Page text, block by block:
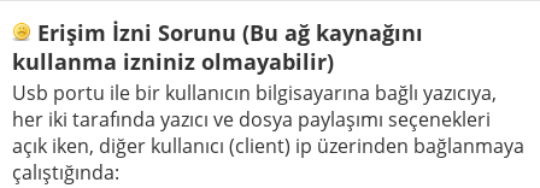
Erişim İzni Sorunu (Bu ağ kaynağını
kullanma izniniz olmayabilir)
Usb portu ile bir kullanıcın bilgisayarına bağlı yazıcıya,
her iki tarafında yazıcı ve dosya paylaşımı seçenekleri
açık iken, diğer kullanıcı (client) ip üzerinden bağlanmaya
çalıştığında: